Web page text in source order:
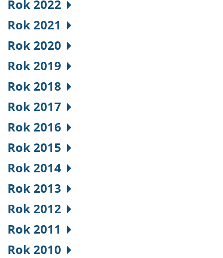
Rok 2022
Rok 2021
Rok 2020
Rok 2019
Rok 2018
Rok 2017
Rok 2016
Rok 2015
Rok 2014
Rok 2013
Rok 2012
Rok 2011
Rok 2010